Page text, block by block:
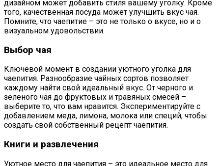
дизайном может добавить стиля вашему уголку. Кроме
того, качественная посуда может улучшить вкус чая.
Помните, что чаепитие – это не только о вкусе, но и о
визуальном удовольствии.
Выбор чая
Ключевой момент в создании уютного уголка для
чаепития. Разнообразие чайных сортов позволяет
каждому найти свой идеальный вкус. От черного и
зеленого чая до фруктовых и травяных смесей –
выберите то, что вам нравится. Экспериментируйте с
добавлением меда, лимона, молока или специй, чтобы
создать свой собственный рецепт чаепития.
Книги и развлечения
Уютное место для чаепития – это идеальное место для